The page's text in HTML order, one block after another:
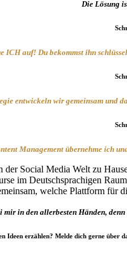
Die Lösung
ICH auf! Du bekommst ihn
entwickeln wir gemeinsam und
Management übernehme ich
Social Media Welt zu
im Deutschsprachigen
welche Plattform für
mir in den allerbesten Händen,
Ideen erzählen? Melde dich gerne